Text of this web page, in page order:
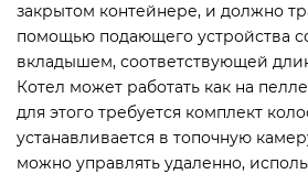
закрытом контейнере, и должно
помощью подающего устройства
вкладышем, соответствующей
Котел может работать как на
для этого требуется комплект
устанавливается в топочную
можно управлять удаленно,